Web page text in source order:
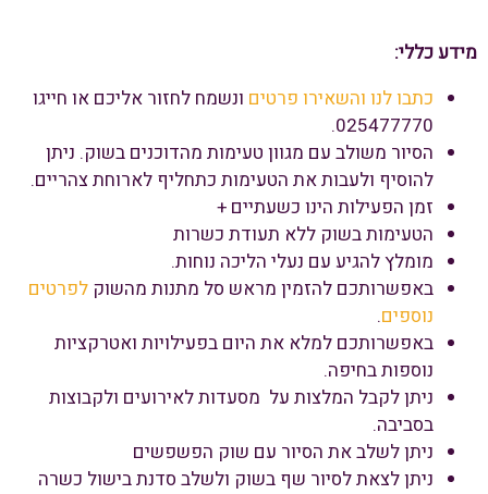
מידע כללי:
כתבו לנו והשאירו פרטים ונשמח לחזור אליכם או חייגו
025477770.
הסיור משולב עם מגוון טעימות מהדוכנים בשוק. ניתן
להוסיף ולעבות את הטעימות כתחליף לארוחת צהריים.
זמן הפעילות הינו כשעתיים +
הטעימות בשוק ללא תעודת כשרות
מומלץ להגיע עם נעלי הליכה נוחות.
באפשרותכם להזמין מראש סל מתנות מהשוק לפרטים
נוספים.
באפשרותכם למלא את היום בפעילויות ואטרקציות
נוספות בחיפה.
ניתן לקבל המלצות על מסעדות לאירועים ולקבוצות
בסביבה.
ניתן לשלב את הסיור עם שוק הפשפשים
ניתן לצאת לסיור שף בשוק ולשלב סדנת בישול כשרה